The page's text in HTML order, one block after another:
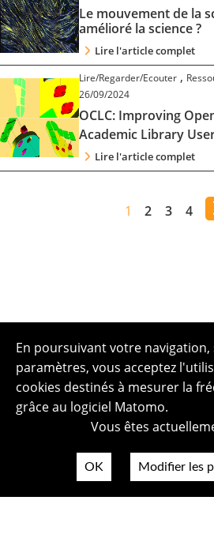
Le mouvement de la
amélioré la science ?
Lire l'article complet
Lire/Regarder/Ecouter ,
26/09/2024
OCLC: Improving
Academic Library
Lire l'article complet
1 2 3 4
En poursuivant votre
paramètres, vous acceptez
cookies destinés à mesurer la
grâce au logiciel Matomo.
Vous êtes
OK Modifier les